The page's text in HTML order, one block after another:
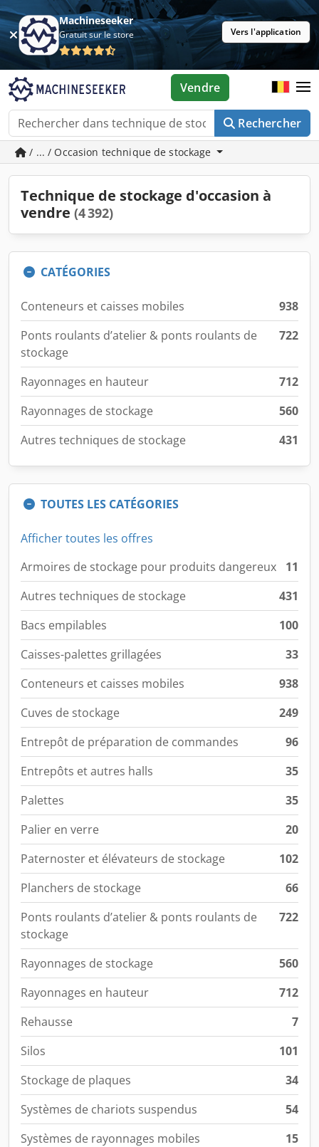
Machineseeker
Gratuit sur le store Vers l'application
Rechercher
Vendre
/ ... / Occasion technique de stockage
Technique de stockage d'occasion à
vendre (4 392)
CATÉGORIES
Conteneurs et caisses mobiles
938
Ponts roulants d’atelier & ponts roulants de
stockage
722
Rayonnages en hauteur
712
Rayonnages de stockage
560
Autres techniques de stockage
431
TOUTES LES CATÉGORIES
Afficher toutes les offres
Armoires de stockage pour produits dangereux
11
Autres techniques de stockage
431
Bacs empilables
100
Caisses-palettes grillagées
33
Conteneurs et caisses mobiles
938
Cuves de stockage
249
Entrepôt de préparation de commandes
96
Entrepôts et autres halls
35
Palettes
35
Palier en verre
20
Paternoster et élévateurs de stockage
102
Planchers de stockage
66
Ponts roulants d’atelier & ponts roulants de
stockage
722
Rayonnages de stockage
560
Rayonnages en hauteur
712
Rehausse
7
Silos
101
Stockage de plaques
34
Systèmes de chariots suspendus
54
Systèmes de rayonnages mobiles
15